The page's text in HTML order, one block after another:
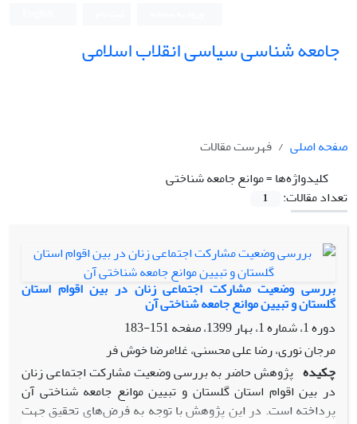
جامعه شناسی سیاسی انقلاب اسلامی
صفحه اصلی
فهرست مقالات
کلیدواژه‌ها =موانع جامعه شناختی
تعداد مقالات:
1
بررسی وضعیت مشارکت اجتماعی زنان در بین اقوام استان
گلستان و تبیین موانع جامعه شناختی آن
دوره 1، شماره 1، بهار 1399، صفحه
151-183
مرجان نوری، رضا علی محسنی، غلامرضا خوش فر
چکیده پژوهش حاضر به بررسی وضعیت مشارکت اجتماعی زنان
در بین اقوام استان گلستان و تبیین موانع جامعه شناختی آن
پرداخته است. در این پژوهش با توجه به فرض‌های تحقیق جهت